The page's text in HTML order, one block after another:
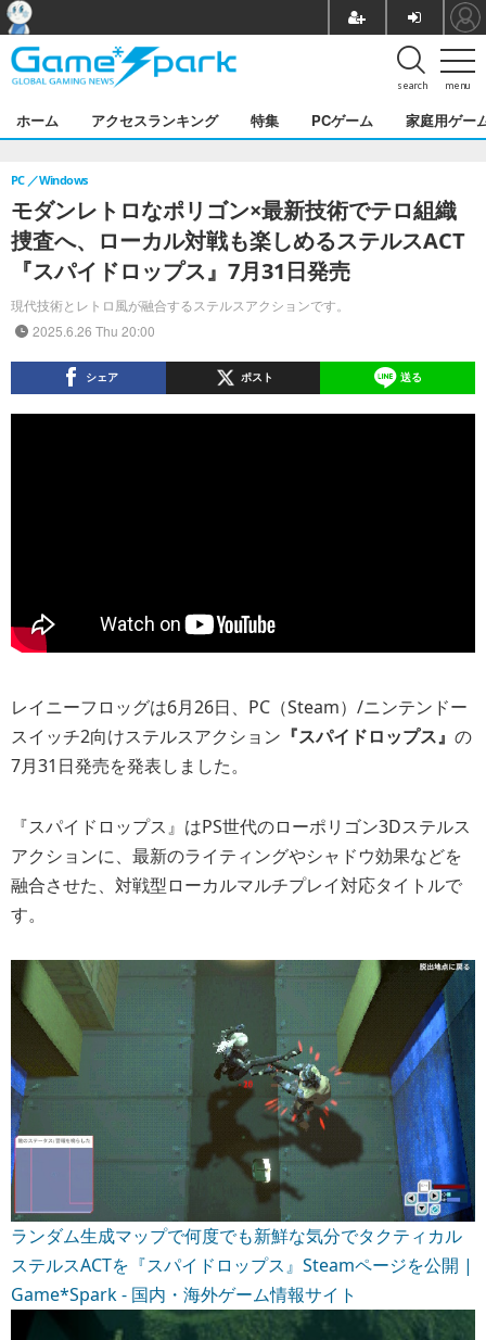
menu
search
ホーム アクセスランキング 特集 PCゲーム 家庭用ゲー
モダンレトロなポリゴン×最新技術でテロ組織
捜査へ、ローカル対戦も楽しめるステルスACT
『スパイドロップス』7月31日発売
現代技術とレトロ風が融合するステルスアクションです。
PC Windows
2025.6.26 Thu 20:00
シェア ポスト 送る
レイニーフロッグは6月26日、PC（Steam）/ニンテンドー
スイッチ2向けステルスアクション 『スパイドロップス』 の
7月31日発売を発表しました。
『スパイドロップス』はPS世代のローポリゴン3Dステルス
アクションに、最新のライティングやシャドウ効果などを
融合させた、対戦型ローカルマルチプレイ対応タイトルで
す。
ランダム生成マップで何度でも新鮮な気分でタクティカル
ステルスACTを『スパイドロップス』Steamページを公開 |
Game*Spark - 国内・海外ゲーム情報サイト